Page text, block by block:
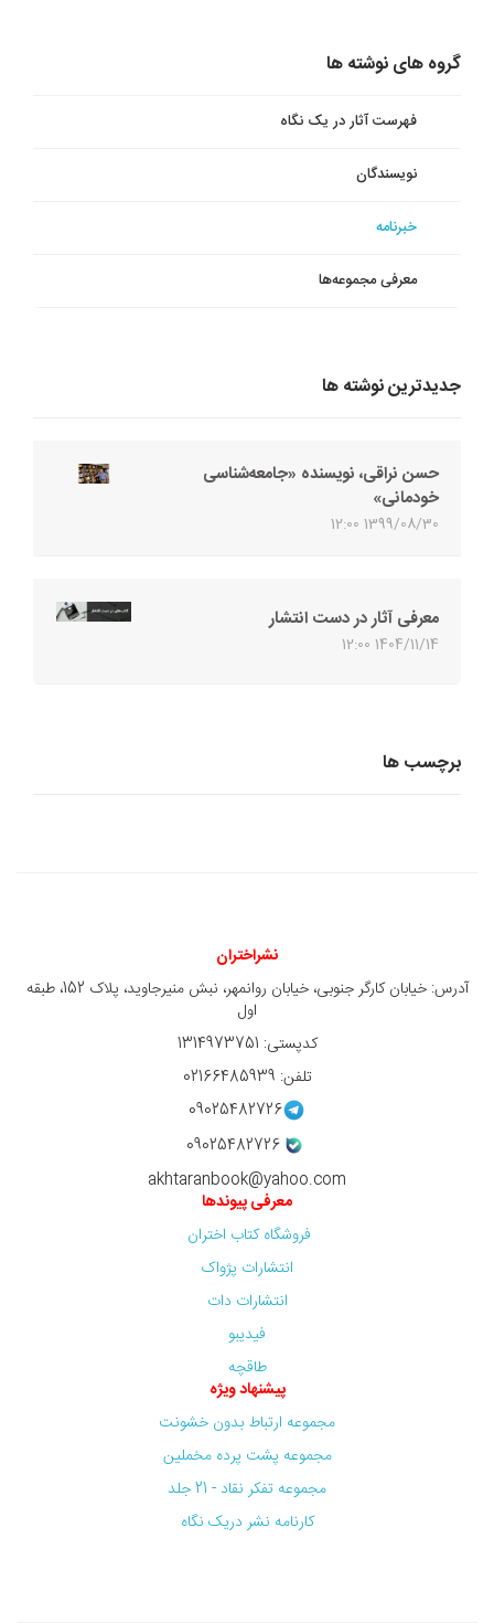
گروه های نوشته ها
فهرست آثار در یک نگاه
نویسندگان
خبرنامه
معرفی‌ مجموعه‌ها
جدیدترین نوشته ها
حسن نراقی، نویسنده «جامعه‌شناسی
خودمانی»
1399/08/30 12:00
معرفی آثار در دست انتشار
1404/11/14 12:00
برچسب ها
نشراختران
آدرس: خیابان کارگر جنوبی، خیابان روانمهر، نبش منیرجاوید، پلاک 152، طبقه
اول
کدپستی: 1314973751
تلفن: 02166485939
09025482726
09025482726
akhtaranbook@yahoo.com
معرفی پیوندها
فروشگاه کتاب اختران
انتشارات پژواک
انتشارات دات
فیدیبو
طاقچه
پیشنهاد ویژه
مجموعه ارتباط بدون خشونت
مجموعه پشت پرده مخملین
مجموعه تفکر نقاد - 21 جلد
کارنامه نشر دریک نگاه